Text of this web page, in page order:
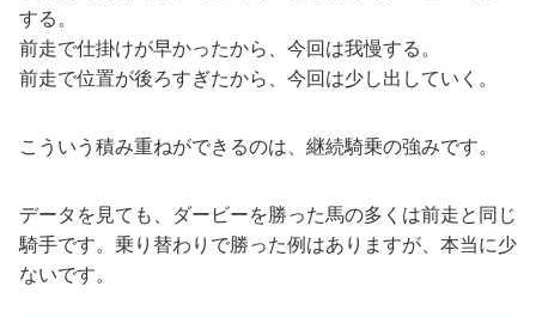
する。
前走で仕掛けが早かったから、今回は我慢する。
前走で位置が後ろすぎたから、今回は少し出していく。
こういう積み重ねができるのは、継続騎乗の強みです。
データを見ても、ダービーを勝った馬の多くは前走と同じ
騎手です。乗り替わりで勝った例はありますが、本当に少
ないです。